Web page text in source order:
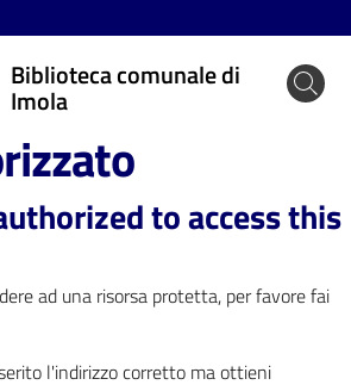
Biblioteca comunale di
Imola
to access this
ad una risorsa protetta, per favore fai
l'indirizzo corretto ma ottieni